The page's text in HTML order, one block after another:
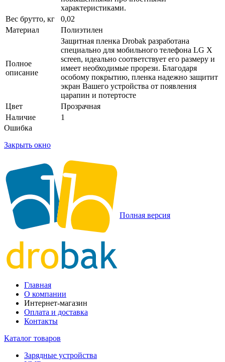
характеристиками.
Вес брутто, кг
0,02
Материал
Полиэтилен
Полное
описание
Защитная пленка Drobak разработана
специально для мобильного телефона LG X
screen, идеально соответствует его размеру и
имеет необходимые прорези. Благодаря
особому покрытию, пленка надежно защитит
экран Вашего устройства от появления
царапин и потертосте
Цвет
Прозрачная
Наличие
1
Ошибка
Закрыть окно
Полная версия
Главная
О компании
Интернет-магазин
Оплата и доставка
Контакты
Каталог товаров
Зарядные устройства